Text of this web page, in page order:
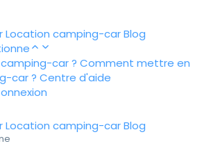
Location camping-carBlog
car ? Comment mettre en
car ? Centre d'aide
Location camping-carBlog